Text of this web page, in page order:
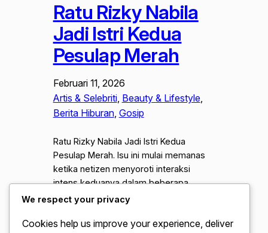
Ratu Rizky Nabila
Jadi Istri Kedua
Pesulap Merah
Februari 11, 2026
Artis & Selebriti, Beauty & Lifestyle
Berita Hiburan, Gosip
Ratu Rizky Nabila Jadi Istri Kedua
Pesulap Merah. Isu ini mulai memanas
ketika netizen menyoroti interaksi
intens keduanya dalam beberapa
unggahan di media sosial, yang di
profesional biasa. Foto-foto yang
We respect your privacy
Cookies help us improve your experience, deliver